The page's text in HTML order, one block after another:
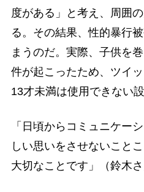
度がある」と考え、周囲
る。その結果、性的暴行
まうのだ。実際、子供を
件が起こったため、ツイ
13才未満は使用できない設
「日頃からコミュニケー
しい思いをさせないこと
大切なことです」（鈴木さ